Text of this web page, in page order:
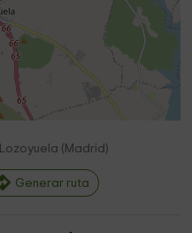
Lozoyuela ( Madrid )
Generar ruta